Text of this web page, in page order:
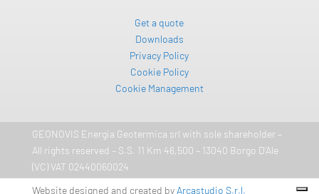
Get a quote
Downloads
Privacy Policy
Cookie Policy
Cookie Management
GEONOVIS Energia Geotermica srl ​​with sole shareholder –
All rights reserved – S.S. 11 Km 46,500 – 13040 Borgo D’Ale
(VC) VAT 02440060024
Website designed and created byArcastudio S.r.l.